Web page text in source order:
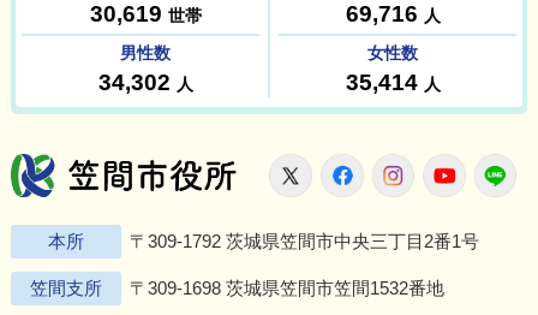
笠間市役所
X FacebookInstagram
本所 〒309-1792 茨城県笠間市中央三丁目2番1号
笠間支所 〒309-1698 茨城県笠間市笠間1532番地